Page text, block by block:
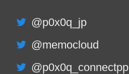
@p0x0q_jp
@memocloud
@p0x0q_connectpp